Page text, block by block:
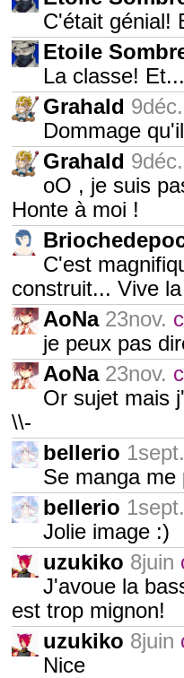
C'était génial!
Etoile
La classe!
Grahald 9déc.
Dommage
Grahald 9déc.
oO , je suis
Honte à moi !
C'est
construit... Vive
AoNa 23nov.
je peux pas
AoNa 23nov.
Or sujet mais
\\-
bellerio 1sept.
Se manga me
bellerio 1sept.
Jolie image :)
uzukiko 8juin
J'avoue la
est trop mignon!
uzukiko 8juin
Nice